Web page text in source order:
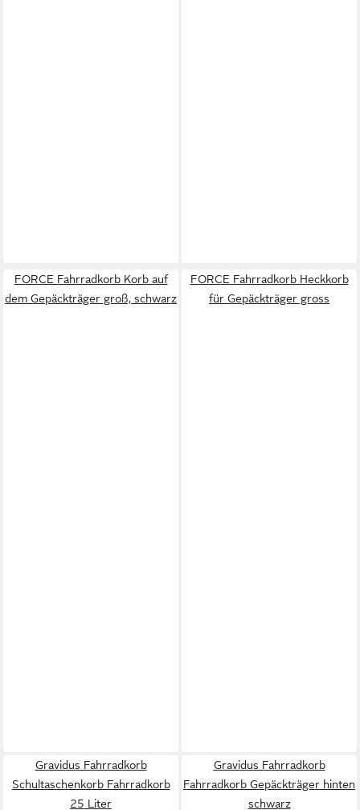
FORCE Fahrradkorb Korb auf
dem Gepäckträger groß, schwarz
FORCE Fahrradkorb Heckkorb
für Gepäckträger gross
Gravidus Fahrradkorb
Schultaschenkorb Fahrradkorb
25 Liter
Gravidus Fahrradkorb
Fahrradkorb Gepäckträger hinten
schwarz